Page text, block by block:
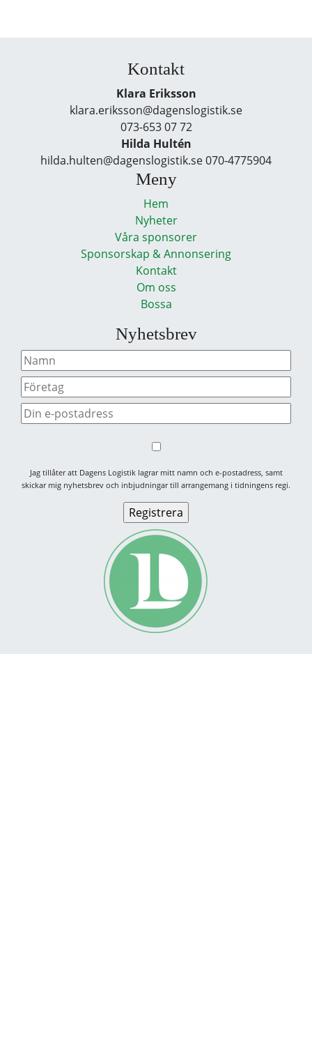
Kontakt
Klara Eriksson
klara.eriksson@dagenslogistik.se
073-653 07 72
Hilda Hultén
hilda.hulten@dagenslogistik.se 070-4775904
Meny
Hem
Nyheter
Våra sponsorer
Sponsorskap & Annonsering
Kontakt
Om oss
Bossa
Nyhetsbrev
Jag tillåter att Dagens Logistik lagrar mitt namn och e-postadress, samt
skickar mig nyhetsbrev och inbjudningar till arrangemang i tidningens regi.